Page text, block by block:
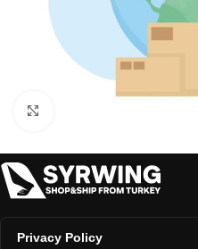
Privacy Policy